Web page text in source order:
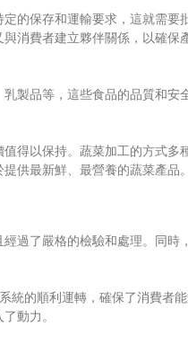
的保存和運輸要求，這就需要
消費者建立夥伴關係，以確保
製品等，這些食品的品質和安
得以保持。蔬菜加工的方式多
供最新鮮、最營養的蔬菜產品。
過了嚴格的檢驗和處理。同時
的順利運轉，確保了消費者
動力。